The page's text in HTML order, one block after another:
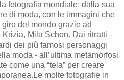
fotografia mondiale: dalla sua
di moda, con le immagini che
del mondo grazie ad
Mila Schon. Dai ritratti -
dei più famosi personaggi
moda - all’ultima metamorfosi
come una “tela” per creare
Le molte fotografie in